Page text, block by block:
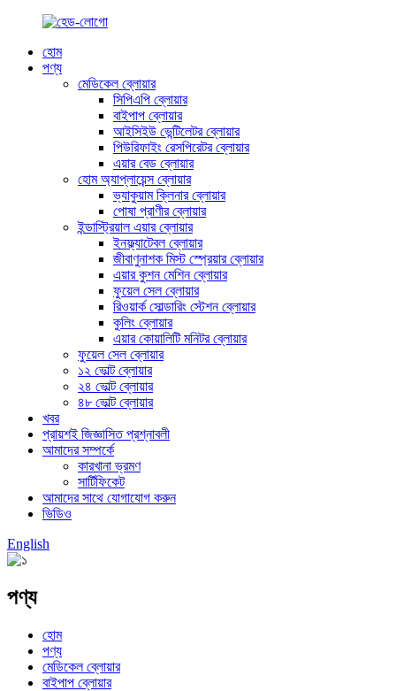
হোম
পণ্য
মেডিকেল ব্লোয়ার
সিপিএপি ব্লোয়ার
বাইপাপ ব্লোয়ার
আইসিইউ ভেন্টিলেটর ব্লোয়ার
পিউরিফাইং রেসপিরেটর ব্লোয়ার
এয়ার বেড ব্লোয়ার
হোম অ্যাপ্লায়েন্স ব্লোয়ার
ভ্যাকুয়াম ক্লিনার ব্লোয়ার
পোষা প্রাণীর ব্লোয়ার
ইন্ডাস্ট্রিয়াল এয়ার ব্লোয়ার
ইনফ্ল্যাটেবল ব্লোয়ার
জীবাণুনাশক মিস্ট স্প্রেয়ার ব্লোয়ার
এয়ার কুশন মেশিন ব্লোয়ার
ফুয়েল সেল ব্লোয়ার
রিওয়ার্ক সোল্ডারিং স্টেশন ব্লোয়ার
কুলিং ব্লোয়ার
এয়ার কোয়ালিটি মনিটর ব্লোয়ার
ফুয়েল সেল ব্লোয়ার
১২ ভোল্ট ব্লোয়ার
২৪ ভোল্ট ব্লোয়ার
৪৮ ভোল্ট ব্লোয়ার
খবর
প্রায়শই জিজ্ঞাসিত প্রশ্নাবলী
আমাদের সম্পর্কে
কারখানা ভ্রমণ
সার্টিফিকেট
আমাদের সাথে যোগাযোগ করুন
ভিডিও
English
পণ্য
হোম
পণ্য
মেডিকেল ব্লোয়ার
বাইপাপ ব্লোয়ার